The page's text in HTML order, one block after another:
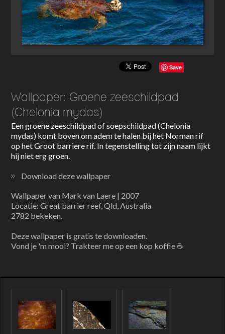
Save
Wallpaper: Groene zeeschildpad
(Chelonia mydas)
Een groene zeeschildpad of soepschildpad (Chelonia
mydas) komt boven om adem te halen bij het Norman rif
op het Groot barriere rif. In tegenstelling tot zijn naam lijkt
hij niet erg groen.
Download deze wallpaper
Wallpaper van Mark van Laere | 2007
Locatie: Great barrier reef, Qld, Australia
2782 bekeken.
Deze wallpaper is gratis te downloaden.
Vond je 'm mooi? Trakteer me op een kop koffie ☕